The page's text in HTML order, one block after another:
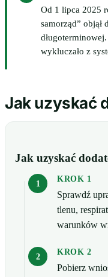
Od 1 lipca 2025
samorząd”
długoterminowej.
wykluczało z
Jak uzyskać
Jak uzyskać
KROK 1
Sprawdź
tlenu,
warunków
KROK 2
Pobierz